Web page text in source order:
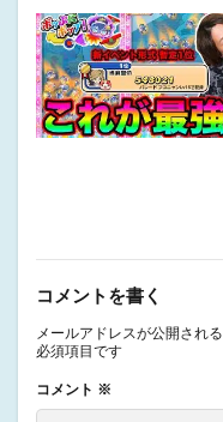
コメントを書く
メールアドレスが公開され
必須項目です
コメント ※